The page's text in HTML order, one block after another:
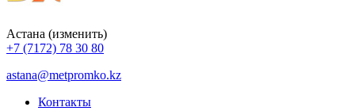
Астана (изменить)
+7 (7172) 78 30 80
astana@metpromko.kz
Контакты